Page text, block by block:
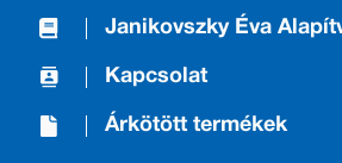
Janikovszky Éva
Kapcsolat
Árkötött termékek